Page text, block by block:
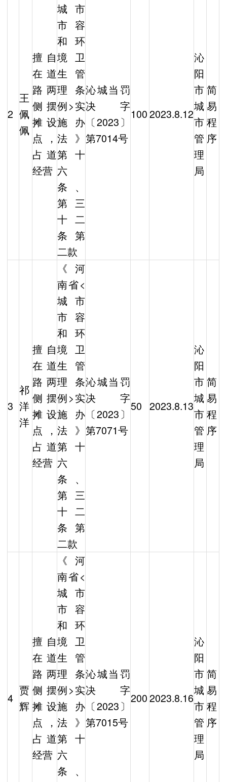
2
王
佩
佩
擅自
在道
路两
侧摆
摊设
点，
占道
经营
城市
市容
和环
境卫
生管
理条
例>实
施办
法》
第十
六
条、
第三
十二
条第
二款
沁城当罚
决字
〔2023〕
第7014号
1002023.8.12
沁
阳
市
城
市
管
理
局
简
易
程
序
3
祁
洋
洋
擅自
在道
路两
侧摆
摊设
点，
占道
经营
《河
南省<
城市
市容
和环
境卫
生管
理条
例>实
施办
法》
第十
六
条、
第三
十二
条第
二款
沁城当罚
决字
〔2023〕
第7071号
50 2023.8.13
沁
阳
市
城
市
管
理
局
简
易
程
序
4
贾
辉
擅自
在道
路两
侧摆
摊设
点，
占道
经营
《河
南省<
城市
市容
和环
境卫
生管
理条
例>实
施办
法》
第十
六
条、
沁城当罚
决字
〔2023〕
第7015号
2002023.8.16
沁
阳
市
城
市
管
理
局
简
易
程
序